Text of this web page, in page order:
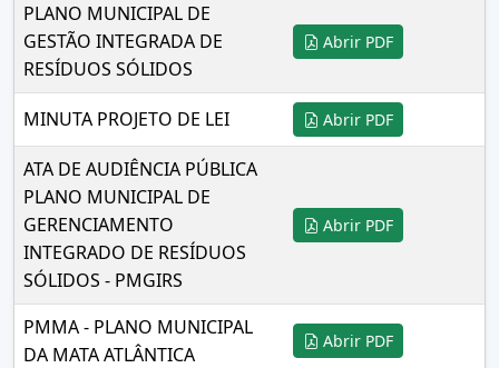
PLANO MUNICIPAL DE
GESTÃO INTEGRADA DE
RESÍDUOS SÓLIDOS
Abrir PDF
MINUTA PROJETO DE LEI Abrir PDF
ATA DE AUDIÊNCIA PÚBLICA
PLANO MUNICIPAL DE
GERENCIAMENTO
INTEGRADO DE RESÍDUOS
SÓLIDOS - PMGIRS
Abrir PDF
PMMA - PLANO MUNICIPAL
DA MATA ATLÂNTICA
Abrir PDF